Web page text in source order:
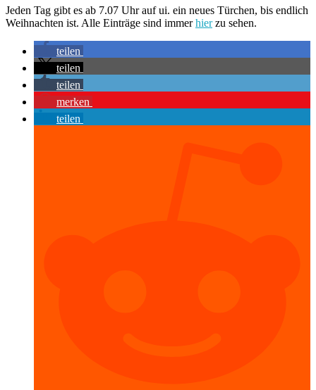
Jeden Tag gibt es ab 7.07 Uhr auf ui. ein neues Türchen, bis endlich
Weihnachten ist. Alle Einträge sind immerhierzu sehen.
teilen
teilen
teilen
merken
teilen